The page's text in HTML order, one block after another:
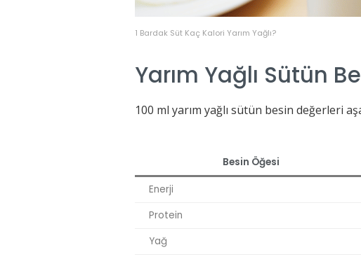
1 Bardak Süt Kaç Kalori Yarım Yağlı?
Yarım Yağlı Sütün
100 ml yarım yağlı sütün besin değerleri
Besin Öğesi
Enerji
Protein
Yağ